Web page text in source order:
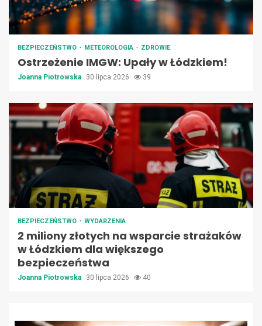
BEZPIECZEŃSTWO METEOROLOGIA ZDROWIE
Ostrzeżenie IMGW: Upały w Łódzkiem!
Joanna Piotrowska 30 lipca 2026 39
BEZPIECZEŃSTWO WYDARZENIA
2 miliony złotych na wsparcie strażaków
w Łódzkiem dla większego
bezpieczeństwa
Joanna Piotrowska 30 lipca 2026 40